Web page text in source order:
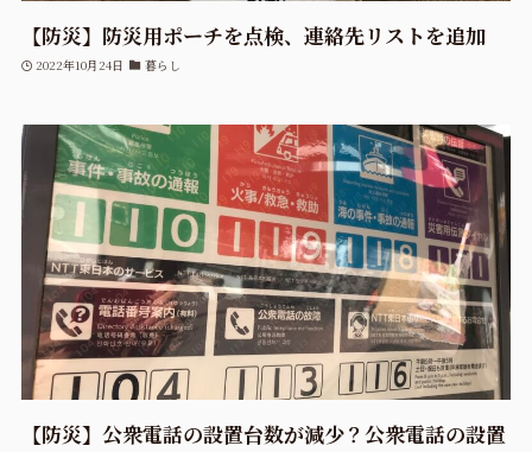
【防災】防災用ポーチを点検、連絡先リストを追加
2022年10月24日 暮らし
【防災】公衆電話の設置台数が減少？公衆電話の設置